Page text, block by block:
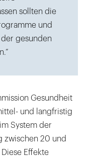
sollten die
und
gesunden
Gesundheit
und langfristig
System der
zwischen 20 und
Effekte